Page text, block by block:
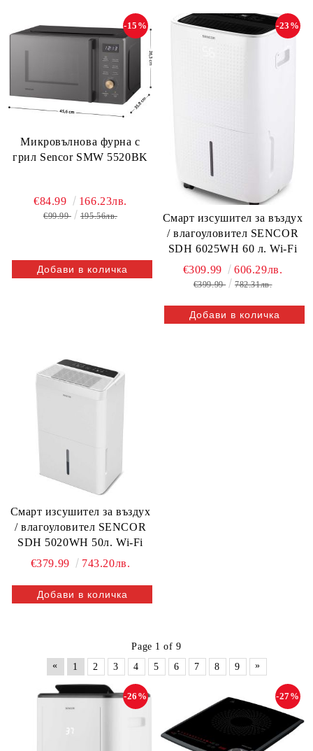
Микровълнова фурна с
грил Sencor SMW 5520BK
-15%
€84.99 166.23лв.
€99.99 195.56лв.
Смарт изсушител за въздух
/ влагоуловител SENCOR
SDH 6025WH 60 л. Wi-Fi
-23%
€309.99 606.29лв.
€399.99 782.31лв.
Смарт изсушител за въздух
/ влагоуловител SENCOR
SDH 5020WH 50л. Wi-Fi
€379.99
743.20лв.
Page 1 of 9
«
1 2 3 4 5 6 7 8 9 »
-26% -27%